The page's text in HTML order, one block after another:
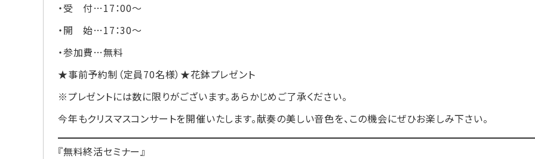
・受 付…17：00～
・開 始…17：30～
・参加費…無料
★事前予約制（定員70名様）★花鉢プレゼント
※プレゼントには数に限りがございます。あらかじめご了承ください。
今年もクリスマスコンサートを開催いたします。献奏の美しい音色を、この機会にぜひお楽しみ下さい。
『無料終活セミナー』